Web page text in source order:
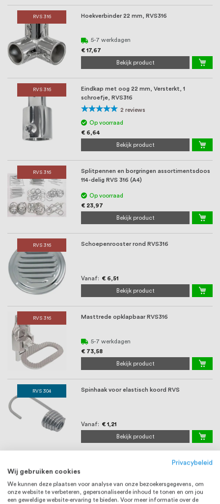
RVS 316 Hoekverbinder 22 mm, RVS316
5-7 werkdagen
€ 17,67
Bekijk product
RVS 316
Eindkap met oog 22 mm, Versterkt, 1
schroefje, RVS316
Waardering:
100%
2 reviews
Op voorraad
€ 6,64
Bekijk product
RVS 316
Splitpennen en borgringen assortimentsdoos
114-delig RVS 316 (A4)
Op voorraad
€ 23,97
Bekijk product
RVS 316 Schoepenrooster rond RVS316
Vanaf € 6,51
Bekijk product
RVS 316 Masttrede opklapbaar RVS316
5-7 werkdagen
€ 73,58
Bekijk product
RVS 304 Spinhaak voor elastisch koord RVS
Vanaf € 1,21
Bekijk product
Handgreep met binnendraad M8 RVS
Waardering:
100%
1 review
Vanaf
€ 17,69
Privacybeleid
Wij gebruiken cookies
We kunnen deze plaatsen voor analyse van onze bezoekersgegevens, om
onze website te verbeteren, gepersonaliseerde inhoud te tonen en om jou
een geweldige website-ervaring te bieden. Voor meer informatie over de